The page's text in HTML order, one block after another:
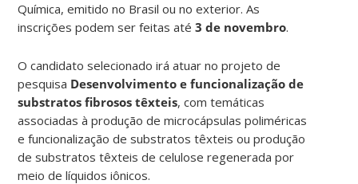
Química, emitido no Brasil ou no exterior. As
inscrições podem ser feitas até3 de novembro.
O candidato selecionado irá atuar no projeto de
pesquisa Desenvolvimento e funcionalização de
substratos fibrosos têxteis, com temáticas
associadas à produção de microcápsulas poliméricas
e funcionalização de substratos têxteis ou produção
de substratos têxteis de celulose regenerada por
meio de líquidos iônicos.